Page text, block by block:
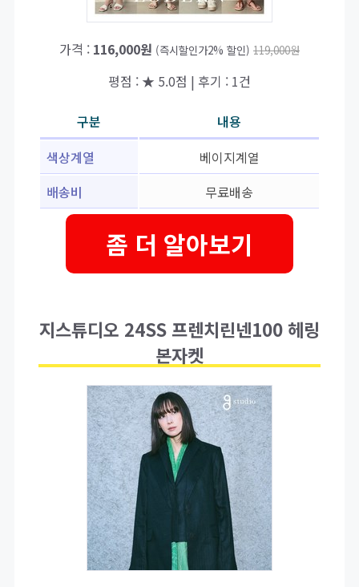
가격 : 116,000원 (즉시할인가2% 할인) 119,000원
평점 : ★ 5.0점 | 후기 : 1건
구분
내용
색상계열
베이지계열
배송비
무료배송
좀 더 알아보기
지스튜디오 24SS 프렌치린넨100 헤링
본자켓